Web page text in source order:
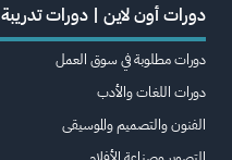
دورات أون لاين | دورات تدريبة
دورات مطلوبة في سوق العمل
دورات اللغات والأدب
الفنون والتصميم والموسيقى